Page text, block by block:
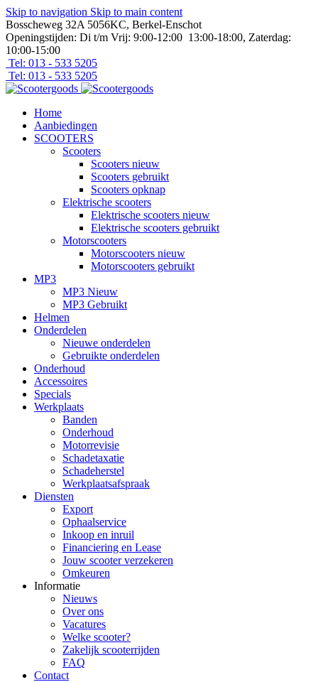
Skip to navigation Skip to main content
Bosscheweg 32A 5056KC, Berkel-Enschot
Openingstijden: Di t/m Vrij: 9:00-12:00 13:00-18:00, Zaterdag:
10:00-15:00
Tel: 013 - 533 5205
Tel: 013 - 533 5205
Home
Aanbiedingen
SCOOTERS
Scooters
Scooters nieuw
Scooters gebruikt
Scooters opknap
Elektrische scooters
Elektrische scooters nieuw
Elektrische scooters gebruikt
Motorscooters
Motorscooters nieuw
Motorscooters gebruikt
MP3
MP3 Nieuw
MP3 Gebruikt
Helmen
Onderdelen
Nieuwe onderdelen
Gebruikte onderdelen
Onderhoud
Accessoires
Specials
Werkplaats
Banden
Onderhoud
Motorrevisie
Schadetaxatie
Schadeherstel
Werkplaatsafspraak
Diensten
Export
Ophaalservice
Inkoop en inruil
Financiering en Lease
Jouw scooter verzekeren
Omkeuren
Informatie
Nieuws
Over ons
Vacatures
Welke scooter?
Zakelijk scooterrijden
FAQ
Contact